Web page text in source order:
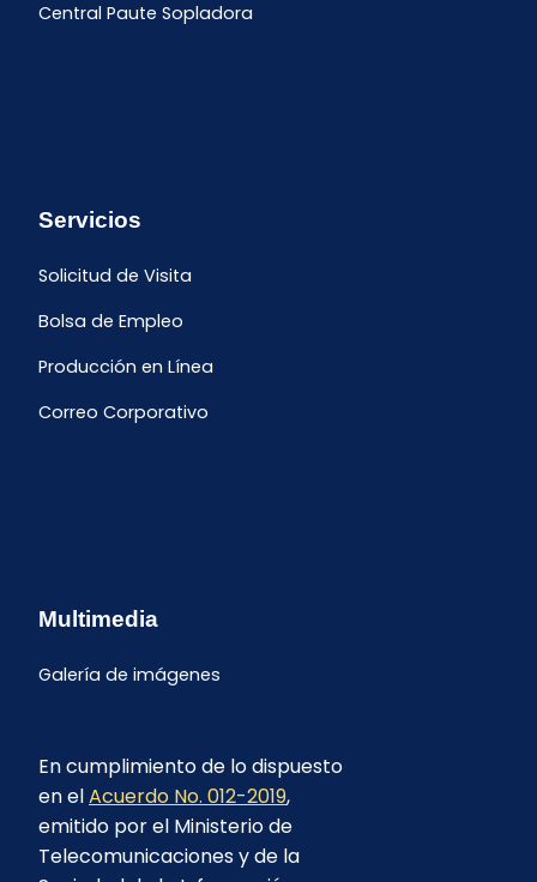
Central Paute Sopladora
Servicios
Solicitud de Visita
Bolsa de Empleo
Producción en Línea
Correo Corporativo
Multimedia
Galería de imágenes
En cumplimiento de lo dispuesto
en elAcuerdo No. 012-2019,
emitido por el Ministerio de
Telecomunicaciones y de la